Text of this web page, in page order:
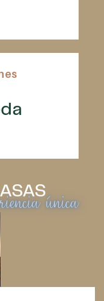
única